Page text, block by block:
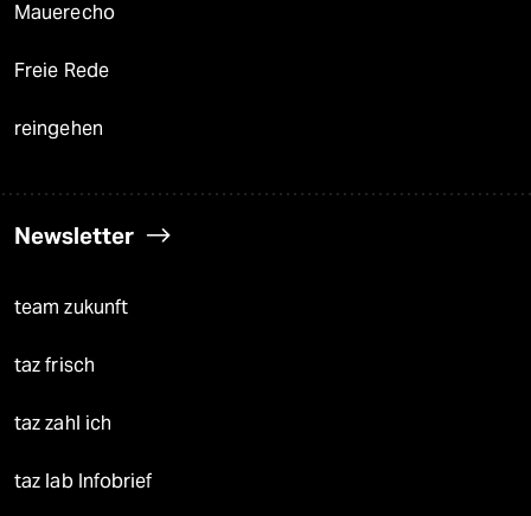
Mauerecho
Freie Rede
reingehen
Newsletter
team zukunft
taz frisch
taz zahl ich
taz lab Infobrief